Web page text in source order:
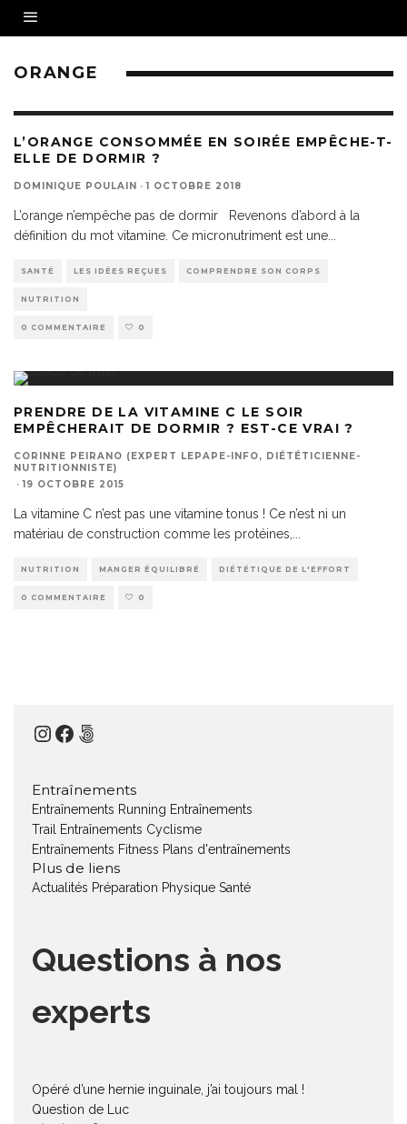
ORANGE
L’ORANGE CONSOMMÉE EN SOIRÉE EMPÊCHE-T-
ELLE DE DORMIR ?
DOMINIQUE POULAIN · 1 OCTOBRE 2018
L’orange n’empêche pas de dormir Revenons d’abord à la
définition du mot vitamine. Ce micronutriment est une
SANTÉ LES IDÉES REÇUES COMPRENDRE SON CORPS
NUTRITION
0 COMMENTAIRE 0
PRENDRE DE LA VITAMINE C LE SOIR
EMPÊCHERAIT DE DORMIR ? EST-CE VRAI ?
CORINNE PEIRANO (EXPERT LEPAPE-INFO, DIÉTÉTICIENNE-
NUTRITIONNISTE)
· 19 OCTOBRE 2015
La vitamine C n’est pas une vitamine tonus ! Ce n’est ni un
matériau de construction comme les protéines,
NUTRITION MANGER ÉQUILIBRÉ DIÉTÉTIQUE DE L'EFFORT
0 COMMENTAIRE 0
Instagram
Facebook
500px
Entraînements
Entraînements Running Entraînements
Trail
Entraînements Cyclisme
Entraînements Fitness Plans d'entraînements
Plus de liens
Actualités Préparation Physique Santé
Questions à nos
experts
Opéré d’une hernie inguinale, j’ai toujours mal !
Question de Luc